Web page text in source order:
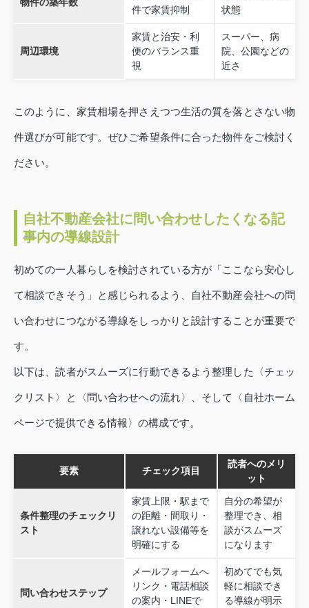
物件の築年数
件で家賃抑制
状態
周辺環境
家賃と治安・利
便のバランス重
視
スーパー、病
院、公園などの
近さ
このように、家賃相場を押さえつつ生活の質を落とさない物
件選びが可能です。ぜひご希望条件に合った物件をご検討く
ださい。
自社不動産会社に問い合わせしたくなる記
事内の導線設計
初めての一人暮らしを検討されている方が「ここなら安心し
て相談できそう」と感じられるよう、自社不動産会社への問
い合わせにつながる導線をしっかりと設計することが重要で
す。
以下は、読者がスムーズに行動できるよう整理した〈チェッ
クリスト〉と〈問い合わせへの流れ〉、そして〈自社ホーム
ページで提供できる情報〉の構成です。
要素 チェック項目
読者へのメリ
ット
条件整理のチェックリ
スト
家賃上限・駅まで
の距離・間取り・
譲れない設備等を
明確にする
自分の希望が
整理でき、相
談がスムーズ
になります
問い合わせステップ
メールフォームへ
リンク・電話相談
の案内・LINEで
初めてでも気
軽に相談でき
る導線が明示